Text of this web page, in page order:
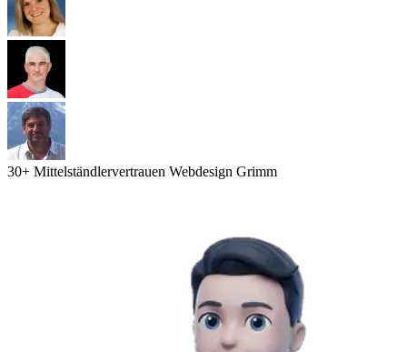
30+ Mittelständlervertrauen Webdesign Grimm